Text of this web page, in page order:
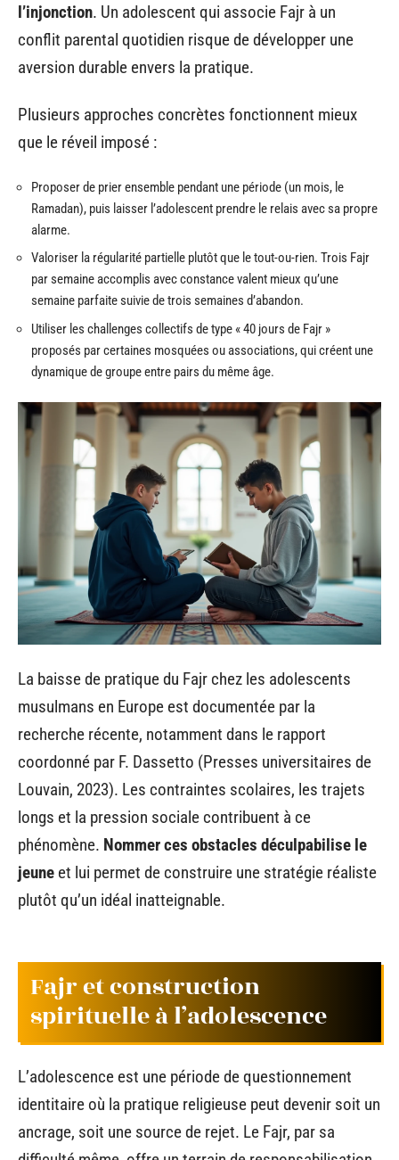
l’injonction. Un adolescent qui associe Fajr à un
conflit parental quotidien risque de développer une
aversion durable envers la pratique.
Plusieurs approches concrètes fonctionnent mieux
que le réveil imposé :
Proposer de prier ensemble pendant une période (un mois, le
Ramadan), puis laisser l’adolescent prendre le relais avec sa propre
alarme.
Valoriser la régularité partielle plutôt que le tout-ou-rien. Trois Fajr
par semaine accomplis avec constance valent mieux qu’une
semaine parfaite suivie de trois semaines d’abandon.
Utiliser les challenges collectifs de type « 40 jours de Fajr »
proposés par certaines mosquées ou associations, qui créent une
dynamique de groupe entre pairs du même âge.
La baisse de pratique du Fajr chez les adolescents
musulmans en Europe est documentée par la
recherche récente, notamment dans le rapport
coordonné par F. Dassetto (Presses universitaires de
Louvain, 2023). Les contraintes scolaires, les trajets
longs et la pression sociale contribuent à ce
phénomène. Nommer ces obstacles déculpabilise le
jeune et lui permet de construire une stratégie réaliste
plutôt qu’un idéal inatteignable.
Fajr et construction
spirituelle à l’adolescence
L’adolescence est une période de questionnement
identitaire où la pratique religieuse peut devenir soit un
ancrage, soit une source de rejet. Le Fajr, par sa